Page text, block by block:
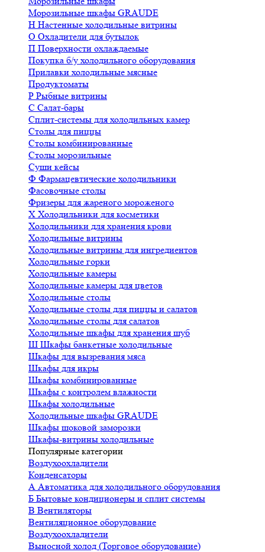
Морозильные шкафы GRAUDE
Н Настенные холодильные витрины
О Охладители для бутылок
П Поверхности охлаждаемые
Покупка б/у холодильного оборудования
Прилавки холодильные мясные
Продуктоматы
Р Рыбные витрины
С Салат-бары
Сплит-системы для холодильных камер
Столы для пиццы
Столы комбинированные
Столы морозильные
Суши кейсы
Ф Фармацевтические холодильники
Фасовочные столы
Фризеры для жареного мороженого
Х Холодильники для косметики
Холодильники для хранения крови
Холодильные витрины
Холодильные витрины для ингредиентов
Холодильные горки
Холодильные камеры
Холодильные камеры для цветов
Холодильные столы
Холодильные столы для пиццы и салатов
Холодильные столы для салатов
Холодильные шкафы для хранения шуб
Ш Шкафы банкетные холодильные
Шкафы для вызревания мяса
Шкафы для икры
Шкафы комбинированные
Шкафы с контролем влажности
Шкафы холодильные
Холодильные шкафы GRAUDE
Шкафы шоковой заморозки
Шкафы-витрины холодильные
Популярные категории
Воздухоохладители
Конденсаторы
А Автоматика для холодильного оборудования
Б Бытовые кондиционеры и сплит системы
В Вентиляторы
Вентиляционное оборудование
Воздухоохладители
Выносной холод (Торговое оборудование)